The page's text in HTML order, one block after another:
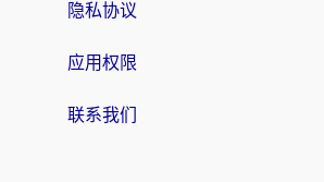
隐私协议
应用权限
联系我们